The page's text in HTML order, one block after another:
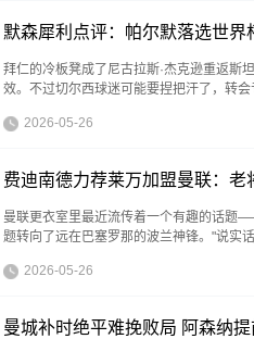
默森犀利点评：帕尔默落选世
拜仁的冷板凳成了尼古拉斯·杰克逊重返
效。不过切尔西球迷可能要捏把汗了，转
2026-05-26
费迪南德力荐莱万加盟曼联：老
曼联更衣室里最近流传着一个有趣的话题
题转向了远在巴塞罗那的波兰神锋。"说实
2026-05-26
曼城补时绝平难挽败局 阿森纳